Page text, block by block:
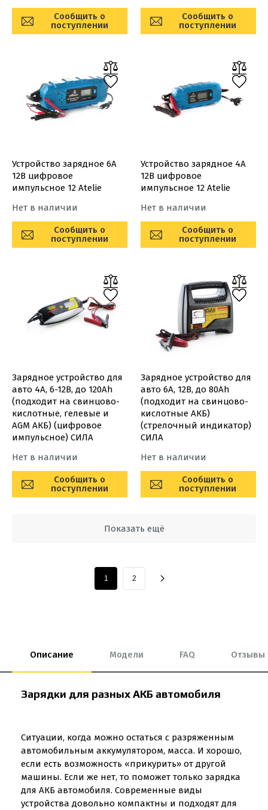
Сообщить о
поступлении
Сообщить о
поступлении
Устройство зарядное 6А
12В цифровое
импульсное 12 Atelie
Нет в наличии
Сообщить о
поступлении
Устройство зарядное 4А
12В цифровое
импульсное 12 Atelie
Нет в наличии
Сообщить о
поступлении
Зарядное устройство для
авто 4А, 6-12В, до 120Ah
(подходит на свинцово-
кислотные, гелевые и
AGM АКБ) (цифровое
импульсное) СИЛА
Нет в наличии
Сообщить о
поступлении
Зарядное устройство для
авто 6А, 12В, до 80Ah
(подходит на свинцово-
кислотные АКБ)
(стрелочный индикатор)
СИЛА
Нет в наличии
Сообщить о
поступлении
Показать ещё
1 2
Описание Модели FAQ Отзывы
Зарядки для разных АКБ автомобиля
Ситуации, когда можно остаться с разряженным
автомобильным аккумулятором, масса. И хорошо,
если есть возможность «прикурить» от другой
машины. Если же нет, то поможет только зарядка
для АКБ автомобиля. Современные виды
устройства довольно компактны и подходят для